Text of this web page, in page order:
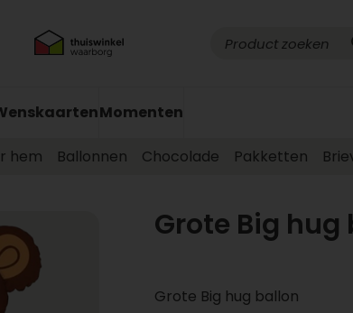
Momenten
hem Ballonnen Chocolade Pakketten
Grote Big hug
Grote Big hug ballon